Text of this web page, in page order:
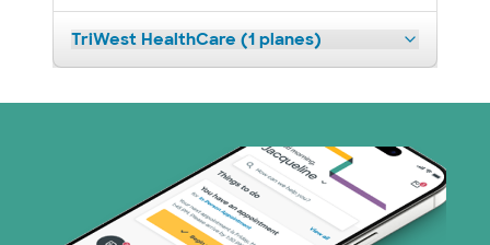
TriWest HealthCare (1 planes)